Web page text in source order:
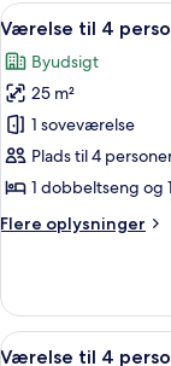
mænd/kvinder
Indlæs
alle
billeder
af
Værelse
til
4
-
10
Værelse til 4
Byudsigt
25 m²
1 soveværelse
Plads til 4
1 dobbeltseng og
Flere oplysninger
Flere
til
4
personer
Indlæs
15
Værelse til 4